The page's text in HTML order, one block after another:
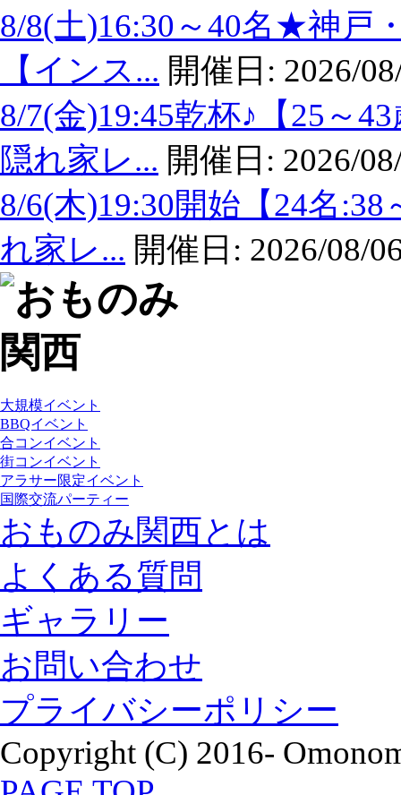
8/8(土)16:30～40名★神戸
【インス... 開催日: 2026/
8/7(金)19:45乾杯♪【25～
隠れ家レ... 開催日: 2026/
8/6(木)19:30開始【24名
れ家レ... 開催日: 2026/08/
大規模イベント
BBQイベント
合コンイベント
街コンイベント
アラサー限定イベント
国際交流パーティー
おものみ関西とは
よくある質問
ギャラリー
お問い合わせ
プライバシーポリシー
Copyright (C) 2016-